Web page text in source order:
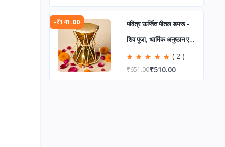
-₹141.00
पवित्र ऊर्जित पीतल डमरू –
शिव पूजा, धार्मिक अनुष्ठान एवं
सकारात्मक ऊर्जा हेतु दिव्य
आध्यात्मिक प्रतीक
( 2 )
₹651.00₹510.00